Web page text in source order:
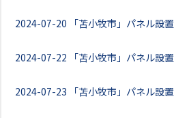
2024-07-20 「苫小牧市」パネル設置
2024-07-22 「苫小牧市」パネル設置
2024-07-23 「苫小牧市」パネル設置